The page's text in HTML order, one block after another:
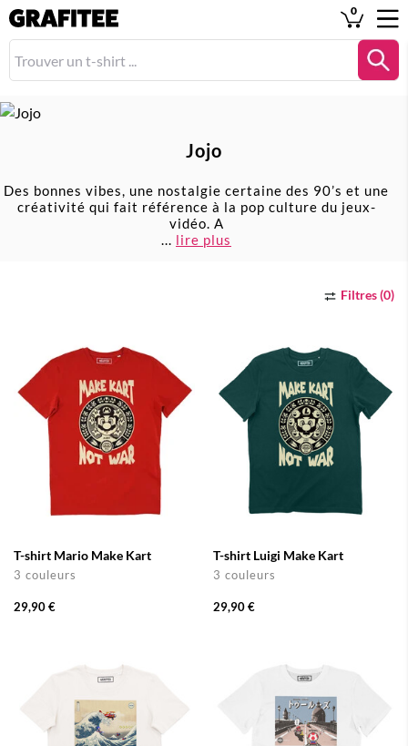
0
Jojo
Des bonnes vibes, une nostalgie certaine des 90’s et une
créativité qui fait référence à la pop culture du jeux-
vidéo. A
... lire plus
Filtres (0)
T-shirt Mario Make Kart
3 couleurs
29,90 €
T-shirt Luigi Make Kart
3 couleurs
29,90 €